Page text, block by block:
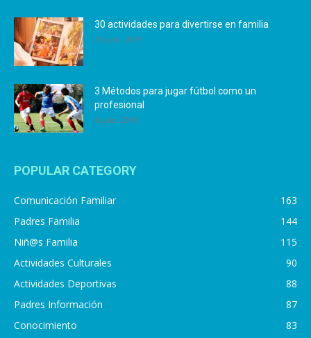
30 actividades para divertirse en familia
25 julio, 2019
3 Métodos para jugar fútbol como un
profesional
4 julio, 2019
POPULAR CATEGORY
Comunicación Familiar
163
Padres Familia
144
Niñ@s Familia
115
Actividades Culturales
90
Actividades Deportivas
88
Padres Información
87
Conocimiento
83